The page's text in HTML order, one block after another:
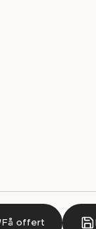
Få offert